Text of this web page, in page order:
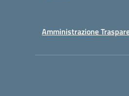
Amministrazione